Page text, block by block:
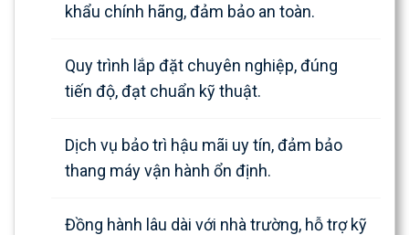
khẩu chính hãng, đảm bảo an toàn.
Quy trình lắp đặt chuyên nghiệp, đúng
tiến độ, đạt chuẩn kỹ thuật.
Dịch vụ bảo trì hậu mãi uy tín, đảm bảo
thang máy vận hành ổn định.
Đồng hành lâu dài với nhà trường, hỗ trợ kỹ